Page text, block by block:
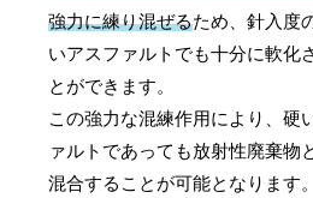
強力に練り混ぜるため、針入度
いアスファルトでも十分に軟化
とができます。
この強力な混練作用により、硬
ァルトであっても放射性廃棄物
混合することが可能となります